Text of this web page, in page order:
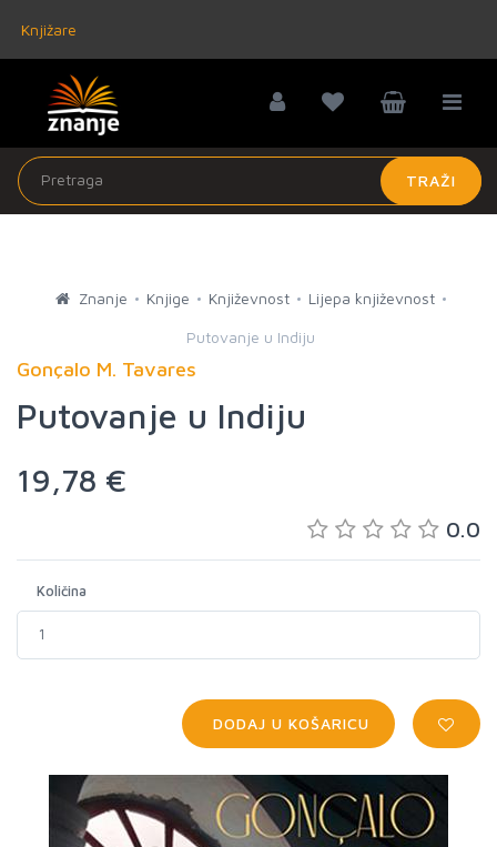
Knjižare
TRAŽI
Znanje Knjige Književnost Lijepa književnost
Putovanje u Indiju
Gonçalo M. Tavares
Putovanje u Indiju
19,78 €
0.0
Količina
DODAJ U KOŠARICU